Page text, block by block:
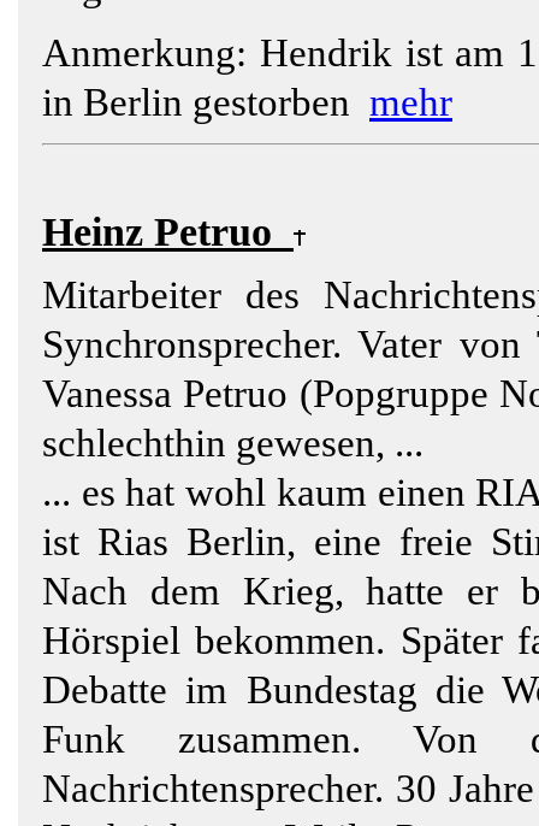
Anmerkung: Hendrik ist am
in Berlin gestorben mehr
Heinz Petruo
Mitarbeiter des
Synchronsprecher. Vater
Vanessa Petruo (Popgruppe
schlechthin gewesen, ...
... es hat wohl kaum einen
ist Rias Berlin, eine freie
Nach dem Krieg, hatte er
Hörspiel bekommen. Später
Debatte im Bundestag die
Funk zusammen.
Nachrichtensprecher. 30